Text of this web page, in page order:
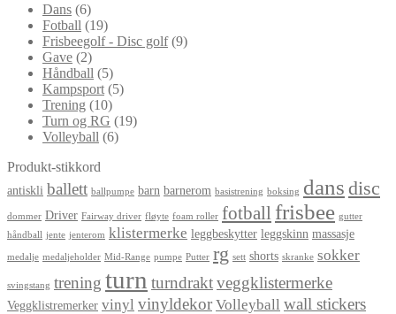
Dans (6)
Fotball (19)
Frisbeegolf - Disc golf (9)
Gave (2)
Håndball (5)
Kampsport (5)
Trening (10)
Turn og RG (19)
Volleyball (6)
Produkt-stikkord
antiskli ballett ballpumpe barn barnerom basistrening boksing dans disc
dommer Driver Fairway driver fløyte foam roller fotball frisbee gutter
håndball jente jenterom klistermerke leggbeskytter leggskinn massasje
medalje medaljeholder Mid-Range pumpe Putter rg sett shorts skranke sokker
svingstang trening turn turndraktveggklistermerke
Veggklistremerker vinyl vinyldekor Volleyball wall stickers